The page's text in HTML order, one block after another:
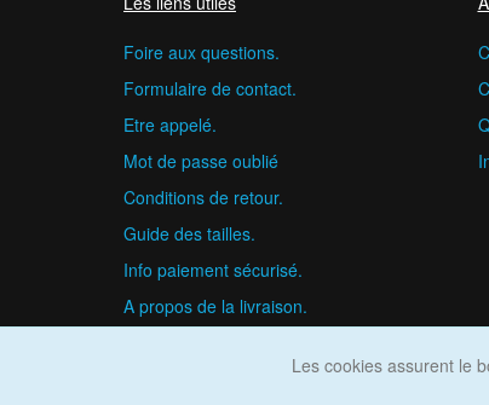
Foire aux questions.
Formulaire de contact.
Etre appelé.
Mot de passe oublié
Conditions de retour.
Guide des tailles.
Info paiement sécurisé.
A propos de la livraison.
Les cookies assurent le